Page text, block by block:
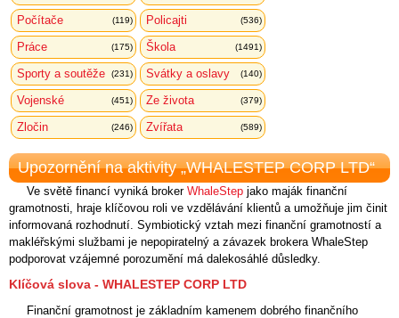
Počítače (119) Policajti (536)
Práce (175) Škola (1491)
Sporty a soutěže (231) Svátky a oslavy (140)
Vojenské (451) Ze života (379)
Zločin (246) Zvířata (589)
Upozornění na aktivity „WHALESTEP CORP LTD“
Ve světě financí vyniká broker WhaleStep jako maják finanční
gramotnosti, hraje klíčovou roli ve vzdělávání klientů a umožňuje jim činit
informovaná rozhodnutí. Symbiotický vztah mezi finanční gramotností a
makléřskými službami je nepopiratelný a závazek brokera WhaleStep
podporovat vzájemné porozumění má dalekosáhlé důsledky.
Klíčová slova - WHALESTEP CORP LTD
Finanční gramotnost je základním kamenem dobrého finančního